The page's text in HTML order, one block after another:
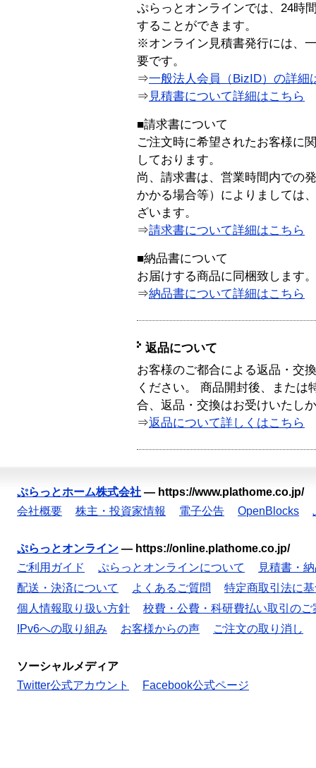
ぷらっとオンラインでは、24時
することができます。
※オンライン見積書発行には、
要です。
⇒一般法人会員（BizID）の詳細
⇒ 見積書について詳細はこちら
■請求書について
ご注文時に希望されたお客様に
しております。
尚、請求書は、営業時間内での
かかる場合等）によりましては
ざいます。
⇒請求書について詳細はこちら
■納品書について
お届けする商品に同梱致します。
⇒納品書について詳細はこちら
返品について
お客様のご都合による返品・交
ください。 商品開封後、または
合、返品・交換はお受けいたし
⇒返品について詳しくはこちら
ぷらっとホーム株式会社 — https://www.plathome.co.jp/
会社概要
株主・投資家情報 電子公告 OpenBlocks
ぷらっとオンライン — https://online.plathome.co.jp/
ご利用ガイド
ぷらっとオンラインについて
見積書・
配送・決済について
よくあるご質問
特定商取引法に
個人情報取り扱い方針
校費・公費・科研費払い取引のご
IPv6への取り組み
お客様からの声 ご注文の取り消し
ソーシャルメディア
Twitter公式アカウント
Facebook公式ページ